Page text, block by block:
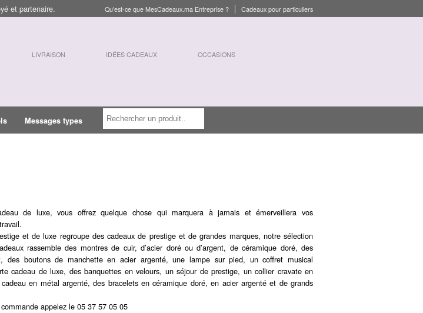
et partenaire. Cadeaux pour particuliers
Qu'est-ce que MesCadeaux.ma Entreprise ?
LIVRAISON IDÉES CADEAUX OCCASIONS
Messages types
de luxe, vous offrez quelque chose qui marquera à jamais et émerveillera vos
et de luxe regroupe des cadeaux de prestige et de grandes marques, notre sélection
rassemble des montres de cuir, d’acier doré ou d’argent, de céramique doré, des
des boutons de manchette en acier argenté, une lampe sur pied, un coffret musical
cadeau de luxe, des banquettes en velours, un séjour de prestige, un collier cravate en
en métal argenté, des bracelets en céramique doré, en acier argenté et de grands
appelez le 05 37 57 05 05